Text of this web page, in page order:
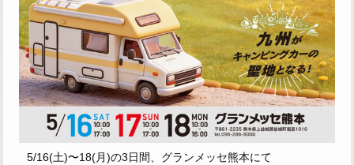
5/16(土)〜18(月)の3日間、グランメッセ熊本にて